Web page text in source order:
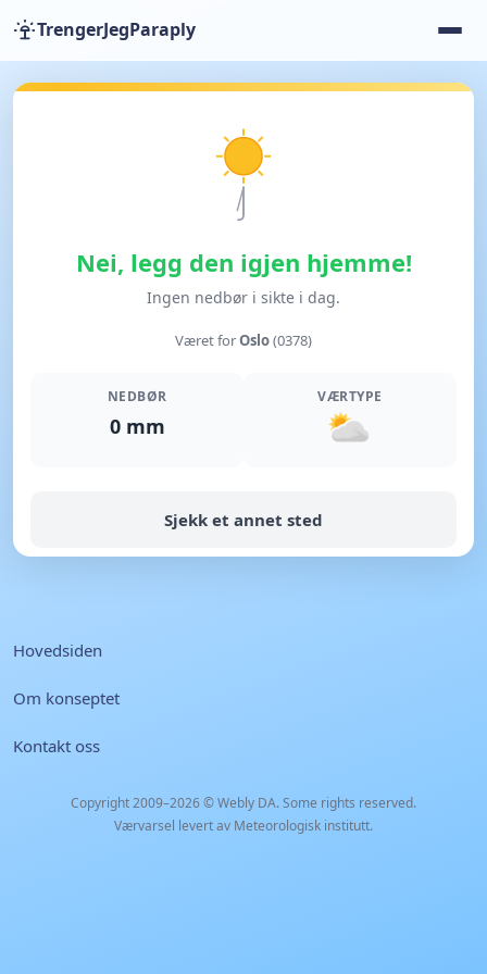
TrengerJegParaply
Nei, legg den igjen hjemme!
Ingen nedbør i sikte i dag.
Været forOslo(0378)
NEDBØR
0 mm
VÆRTYPE
Sjekk et annet sted
Hovedsiden
Om konseptet
Kontakt oss
Copyright 2009–2026 ©Webly DA. Some rights reserved.
Værvarsel levert av Meteorologisk institutt.